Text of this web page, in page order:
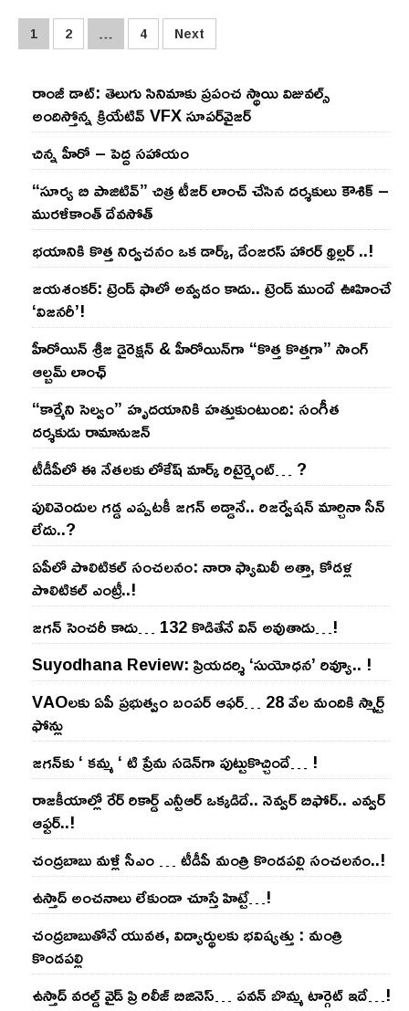
Posts
1 2 … 4 Next
రాంజీ డాట్: తెలుగు సినిమాకు ప్రపంచ స్థాయి విజువల్స్
అందిస్తోన్న క్రియేటివ్ VFX సూపర్‌వైజర్
చిన్న హీరో – పెద్ద సహాయం
“సూర్య బి పాజిటివ్” చిత్ర టీజర్ లాంచ్ చేసిన‌ దర్శకులు కౌశిక్ –
మురళీకాంత్ దేవసోత్
భయానికి కొత్త నిర్వచనం ఒక డార్క్, డేంజరస్ హారర్ థ్రిల్లర్ ..!
జయశంకర్: ట్రెండ్‌ ఫాలో అవ్వడం కాదు.. ట్రెండ్‌ ముందే ఊహించే
‘విజనరీ’!
హీరోయిన్ శ్రీజ డైరెక్ష‌న్ & హీరోయిన్‌గా “కొత్త కొత్తగా” సాంగ్
ఆల్బమ్ లాంఛ్
“కార్మేని సెల్వం” హృదయానికి హత్తుకుంటుంది: సంగీత
దర్శకుడు రామానుజన్
టీడీపీలో ఈ నేత‌ల‌కు లోకేష్ మార్క్ రిటైర్మెంట్‌… ?
పులివెందుల గ‌డ్డ ఎప్ప‌ట‌కీ జ‌గ‌న్ అడ్డానే.. రిజ‌ర్వేష‌న్ మార్చినా సీన్
లేదు..?
ఏపీలో పొలిటిక‌ల్ సంచ‌ల‌నం: నారా ఫ్యామిలీ అత్తా, కోడ‌ళ్ల
పొలిటికల్ ఎంట్రీ..!
జ‌గ‌న్ సెంచ‌రీ కాదు… 132 కొడితేనే విన్ అవుతాడు…!
Suyodhana Review: ప్రియదర్శి ‘సుయోధన’ రివ్యూ.. !
VAOల‌కు ఏపీ ప్ర‌భుత్వం బంప‌ర్ ఆఫ‌ర్‌… 28 వేల మందికి స్మార్ట్
ఫోన్లు
జ‌గ‌న్‌కు ‘ క‌మ్మ ‘ టి ప్రేమ స‌డెన్‌గా పుట్టుకొచ్చిందే… !
రాజ‌కీయాల్లో రేర్ రికార్డ్ ఎన్టీఆర్ ఒక్క‌డిదే.. నెవ్వ‌ర్ బిఫోర్‌.. ఎవ్వ‌ర్
ఆఫ్ట‌ర్‌..!
చంద్ర‌బాబు మ‌ళ్లీ సీఎం … టీడీపీ మంత్రి కొండ‌ప‌ల్లి సంచ‌ల‌నం..!
ఉస్తాద్ అంచ‌నాలు లేకుండా చూస్తే హిట్టే…!
చంద్ర‌బాబుతోనే యువ‌త‌, విద్యార్థుల‌కు భ‌విష్య‌త్తు : మంత్రి
కొండ‌ప‌ల్లి
ఉస్తాద్ వ‌ర‌ల్డ్ వైడ్ ప్రి రిలీజ్ బిజినెస్‌… ప‌వ‌న్ బొమ్మ టార్గెట్ ఇదే…!